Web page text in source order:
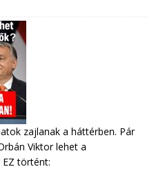
zajlanak a háttérben. Pár
Viktor lehet a
EZ történt: